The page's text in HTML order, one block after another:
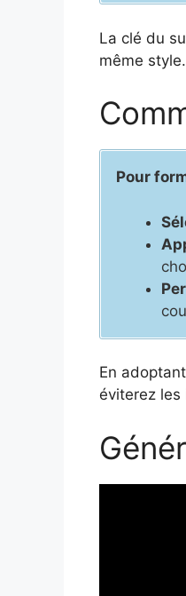
La clé du
même style.
Pour
En
éviterez les